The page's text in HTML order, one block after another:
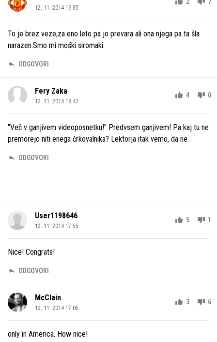
12. 11. 2014 19.35
To je brez veze,za eno leto pa jo prevara ali ona njega pa ta šla
narazen.Smo mi moški siromaki.
ODGOVORI
Fery Zaka
12. 11. 2014 18.42
4 0
"Več v ganjivem videoposnetku!" Predvsem ganjivem! Pa kaj tu ne
premorejo niti enega črkovalnika? Lektorja itak vemo, da ne.
ODGOVORI
User1198646
12. 11. 2014 17.55
5 1
Nice! Congrats!
ODGOVORI
McClain
12. 11. 2014 17.05
3 6
only in America. How nice!